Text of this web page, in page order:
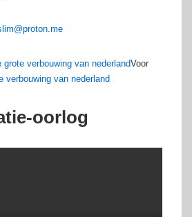
grote verbouwing van nederlandVoor
verbouwing van nederland
oorlog